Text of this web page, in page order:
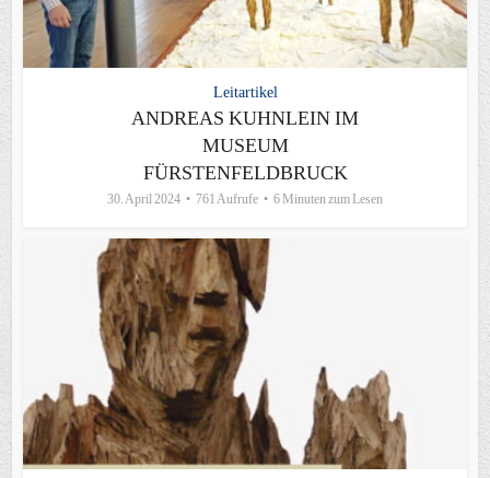
Leitartikel
ANDREAS KUHNLEIN IM
MUSEUM
FÜRSTENFELDBRUCK
30. April 2024 761 Aufrufe 6 Minuten zum Lesen